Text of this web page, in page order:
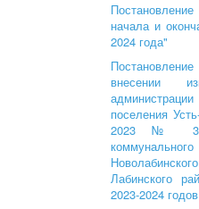
начала и
2024 года"
внесении
поселения
2023 № 32
Лабинского
2023-2024